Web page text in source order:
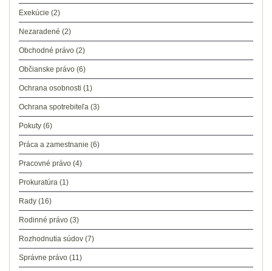
Exekúcie (2)
Nezaradené (2)
Obchodné právo (2)
Občianske právo (6)
Ochrana osobnosti (1)
Ochrana spotrebiteľa (3)
Pokuty (6)
Práca a zamestnanie (6)
Pracovné právo (4)
Prokuratúra (1)
Rady (16)
Rodinné právo (3)
Rozhodnutia súdov (7)
Správne právo (11)